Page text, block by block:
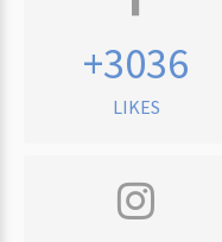
+3036
LIKES